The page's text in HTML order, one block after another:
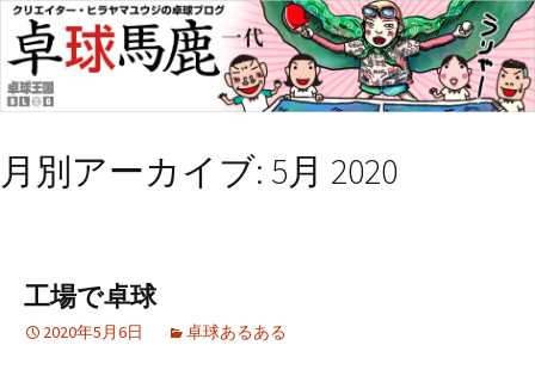
月別アーカイブ: 5月 2020
工場で卓球
2020年5月6日 卓球あるある